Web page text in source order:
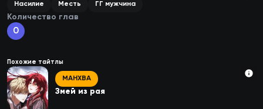
Насилие Месть ГГ мужчина
Количество глав
0
Похожие тайтлы
МАНХВА
Змей из рая